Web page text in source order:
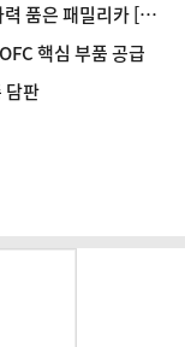
품은 패밀리카 [시
핵심 부품 공급
담판